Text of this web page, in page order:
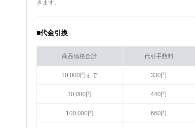
きます。
■代金引換
商品価格合計 代引手数料
10,000円まで 330円
30,000円 440円
100,000円 660円